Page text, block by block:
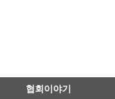
협회이야기